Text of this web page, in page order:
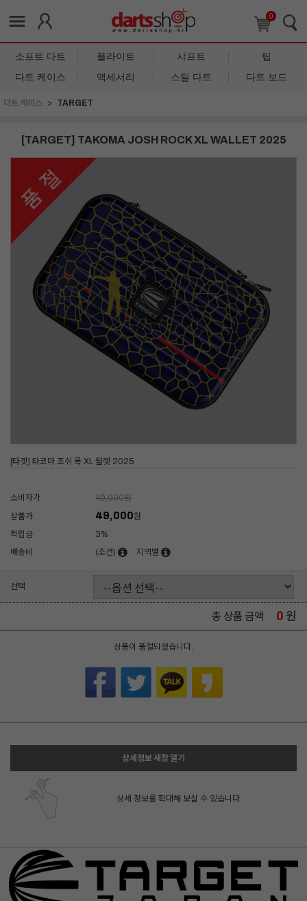
0
소프트 다트 플라이트 샤프트
팁
다트 케이스
액세서리 스틸 다트 다트 보드
다트 케이스 TARGET
[TARGET] TAKOMA JOSH ROCK XL WALLET 2025
[타겟] 타코마 조쉬 록 XL 월렛 2025
소비자가 49,000원
상품가
49,000원
적립금
3%
배송비
(조건) 지역별
선택
총 상품 금액 0 원
상품이 품절되었습니다.
상세정보 새창 열기
상세 정보를 확대해 보실 수 있습니다.